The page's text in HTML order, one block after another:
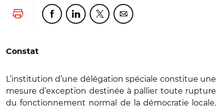
Lancer l'impressionPartager cette page sur Facebook
Partager cette page sur Linkedin
Partager cette page sur Twitter
Partager cette page sur
Constat
L’institution d’une délégation spéciale constitue une
mesure d’exception destinée à pallier toute rupture
du fonctionnement normal de la démocratie locale.